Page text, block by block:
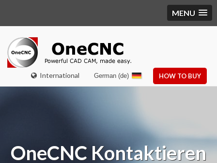
MENU
International HOW TO BUY
German (de)
OneCNC Kontaktieren